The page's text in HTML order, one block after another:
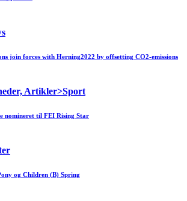
join forces with Herning2022 by offsetting CO2-emissions
Artikler>Sport
nomineret til FEI Rising Star
og Children (B) Spring